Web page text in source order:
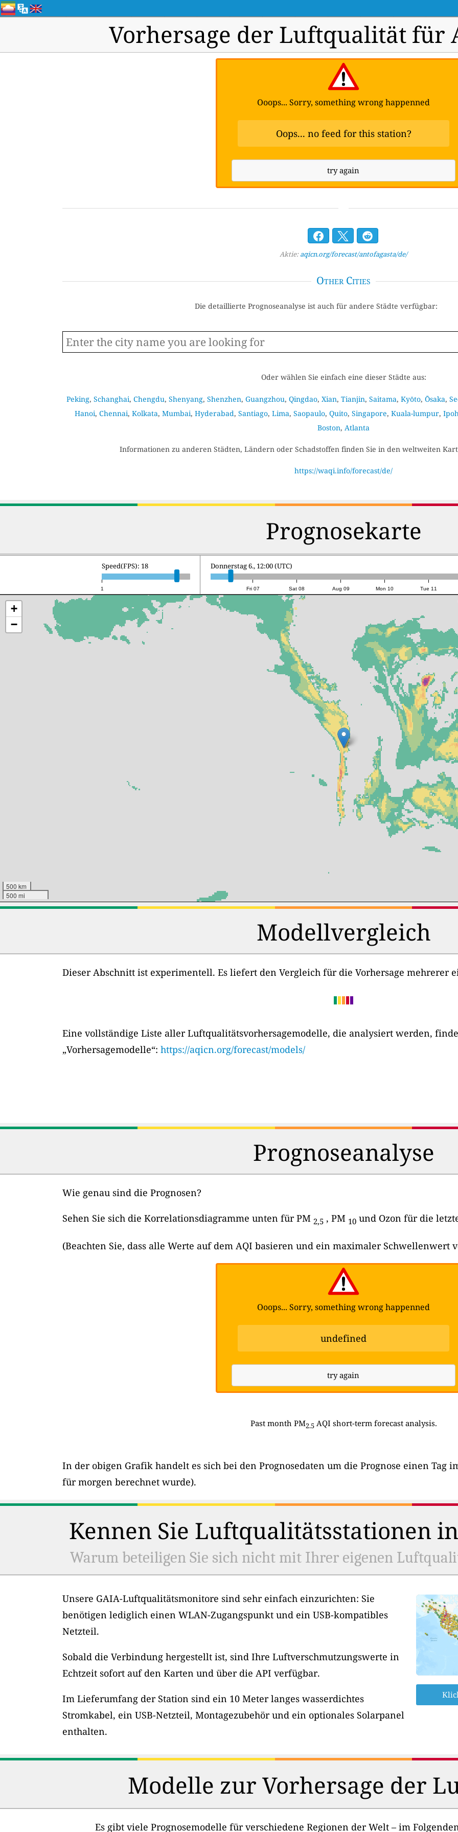
Vorhersage der Luftqualität für
Ooops... Sorry, something wrong happenned
Oops... no feed for this station?
try again
Aktie: aqicn.org/forecast/antofagasta/de/
Other Cities
Die detaillierte Prognoseanalyse ist auch für andere Städte verfügbar:
Oder wählen Sie einfach eine dieser Städte aus:
Peking, Schanghai, Chengdu, Shenyang, Shenzhen, Guangzhou, Qingdao, Xian, Tianjin, Saitama, Kyōto, Ōsaka,
Hanoi, Chennai, Kolkata, Mumbai, Hyderabad, Santiago, Lima, Saopaulo, Quito, Singapore, Kuala-lumpur, Ipoh
Boston, Atlanta
Informationen zu anderen Städten, Ländern oder Schadstoffen finden Sie in den weltweiten
https://waqi.info/forecast/de/
Prognosekarte
1
Speed(FPS): 18
Fri 07 Sat 08 Aug 09 Mon 10 Tue 11
Donnerstag 6., 12:00 (UTC)
+
−
500 km
500 mi
Modellvergleich
Dieser Abschnitt ist experimentell. Es liefert den Vergleich für die Vorhersage mehrerer
Eine vollständige Liste aller Luftqualitätsvorhersagemodelle, die analysiert werden,
„Vorhersagemodelle“: https://aqicn.org/forecast/models/
Prognoseanalyse
Wie genau sind die Prognosen?
Sehen Sie sich die Korrelationsdiagramme unten für PM 2,5 , PM 10 und Ozon für die
(Beachten Sie, dass alle Werte auf dem AQI basieren und ein maximaler Schwellenwert
Ooops... Sorry, something wrong happenned
undefined
try again
Past month PM2.5 AQI short-term forecast analysis.
In der obigen Grafik handelt es sich bei den Prognosedaten um die Prognose einen Tag
für morgen berechnet wurde).
Kennen Sie Luftqualitätsstationen
Warum beteiligen Sie sich nicht mit Ihrer eigenen
Unsere GAIA-Luftqualitätsmonitore sind sehr einfach einzurichten: Sie
benötigen lediglich einen WLAN-Zugangspunkt und ein USB-kompatibles
Netzteil.
Sobald die Verbindung hergestellt ist, sind Ihre Luftverschmutzungswerte in
Echtzeit sofort auf den Karten und über die API verfügbar.
Im Lieferumfang der Station sind ein 10 Meter langes wasserdichtes
Stromkabel, ein USB-Netzteil, Montagezubehör und ein optionales Solarpanel
enthalten.
Modelle zur Vorhersage der
Es gibt viele Prognosemodelle für verschiedene Regionen der Welt – im